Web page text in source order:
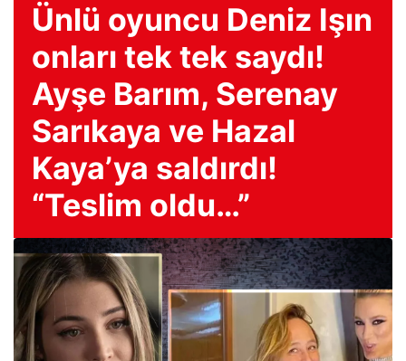
Ünlü oyuncu Deniz Işın
onları tek tek saydı!
Ayşe Barım, Serenay
Sarıkaya ve Hazal
Kaya’ya saldırdı!
“Teslim oldu…”